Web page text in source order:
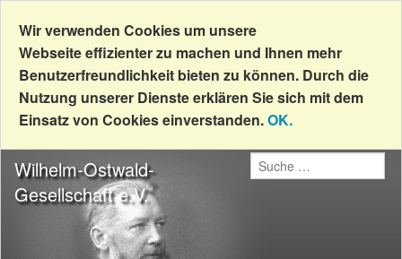
Wir verwenden Cookies um unsere
Webseite effizienter zu machen und Ihnen mehr
Benutzerfreundlichkeit bieten zu können. Durch die
Nutzung unserer Dienste erklären Sie sich mit dem
Einsatz von Cookies einverstanden.OK.
Wilhelm-Ostwald-
Gesellschaft e.V.